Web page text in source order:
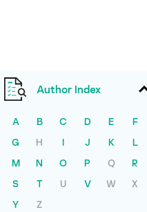
Author Index
A B C D E
F
G
H I J K
L
M
N O P Q
R
S
T U V W
X
Y
Z